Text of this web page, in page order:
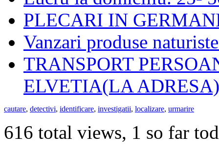
PLECARI IN
Vanzari produse
TRANSPORT
ELVETIA(LA ADRESA)
cautare, detectivi, identificare, investigatii, localizare, urmarire
616 total views, 1 so far